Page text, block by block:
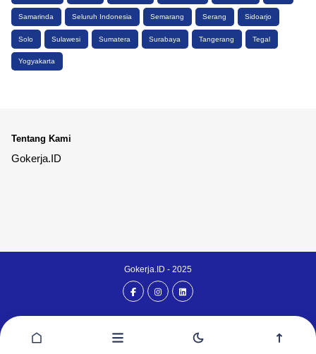
Samarinda Seluruh Indonesia Semarang Serang Sidoarjo
Solo Sulawesi Sumatera Surabaya Tangerang Tegal
Yogyakarta
Tentang Kami
Gokerja.ID
Gokerja.ID - 2025